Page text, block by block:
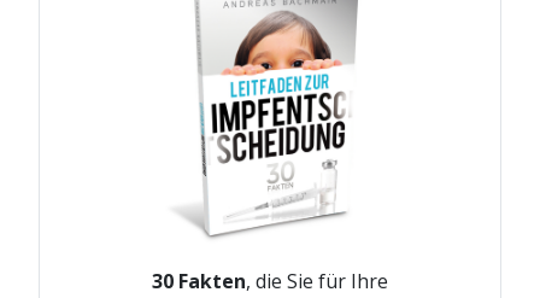
30 Fakten, die Sie für Ihre